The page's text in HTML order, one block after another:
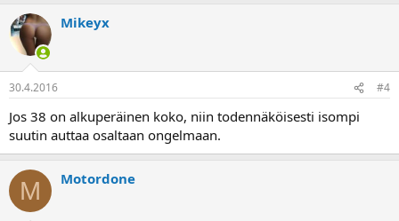
Mikeyx
30.4.2016 #4
Jos 38 on alkuperäinen koko, niin todennäköisesti isompi
suutin auttaa osaltaan ongelmaan.
M Motordone